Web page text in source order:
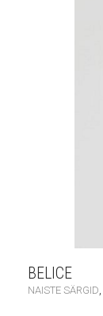
BELICE
NAISTE SÄRGID